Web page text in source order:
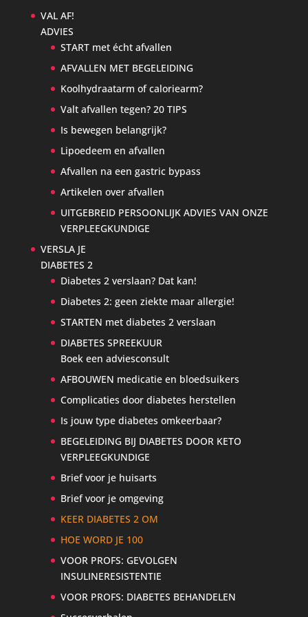
VAL AF!
ADVIES
START met écht afvallen
AFVALLEN MET BEGELEIDING
Koolhydraatarm of caloriearm?
Valt afvallen tegen? 20 TIPS
Is bewegen belangrijk?
Lipoedeem en afvallen
Afvallen na een gastric bypass
Artikelen over afvallen
UITGEBREID PERSOONLIJK ADVIES VAN ONZE
VERPLEEGKUNDIGE
VERSLA JE
DIABETES 2
Diabetes 2 verslaan? Dat kan!
Diabetes 2: geen ziekte maar allergie!
STARTEN met diabetes 2 verslaan
DIABETES SPREEKUUR
Boek een adviesconsult
AFBOUWEN medicatie en bloedsuikers
Complicaties door diabetes herstellen
Is jouw type diabetes omkeerbaar?
BEGELEIDING BIJ DIABETES DOOR KETO
VERPLEEGKUNDIGE
Brief voor je huisarts
Brief voor je omgeving
KEER DIABETES 2 OM
HOE WORD JE 100
VOOR PROFS: GEVOLGEN
INSULINERESISTENTIE
VOOR PROFS: DIABETES BEHANDELEN